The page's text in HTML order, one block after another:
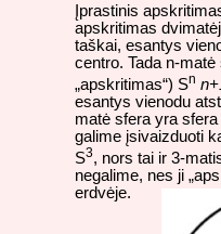
Įprastinis
apskritimas
taškai, esantys
centro. Tada n-
„apskritimas“) Sn
esantys vienodu
matė sfera yra
galime įsivaizduoti
S3, nors tai ir 3-
negalime, nes ji
erdvėje.